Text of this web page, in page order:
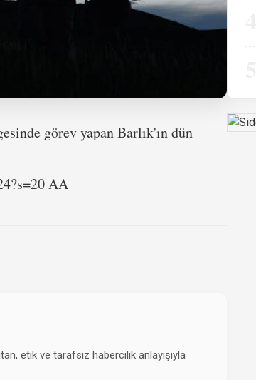
görev yapan Barlık'ın dün
AA
etik ve tarafsız habercilik anlayışıyla